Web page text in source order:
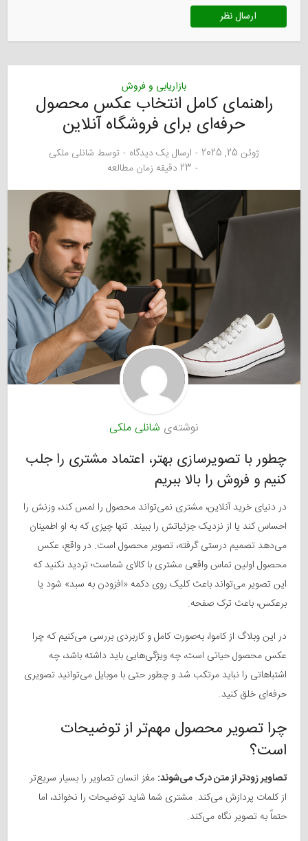
بازاریابی و فروش
راهنمای کامل انتخاب عکس محصول
حرفه‌ای برای فروشگاه آنلاین
ژوئن 25, 2025 ارسال یک دیدگاه توسط شانلی ملکی
23 دقیقه زمان مطالعه
نوشته‌ی شانلی ملکی
چطور با تصویرسازی بهتر، اعتماد مشتری را جلب
کنیم و فروش را بالا ببریم
در دنیای خرید آنلاین، مشتری نمی‌تواند محصول را لمس کند، وزنش را
احساس کند یا از نزدیک جزئیاتش را ببیند. تنها چیزی که به او اطمینان
می‌دهد تصمیم درستی گرفته، تصویر محصول است. در واقع، عکس
محصول اولین تماس واقعی مشتری با کالای شماست؛ تردید نکنید که
این تصویر می‌تواند باعث کلیک روی دکمه «افزودن به سبد» شود یا
برعکس، باعث ترک صفحه.
در این وبلاگ از کاموا، به‌صورت کامل و کاربردی بررسی می‌کنیم که چرا
عکس محصول حیاتی است، چه ویژگی‌هایی باید داشته باشد، چه
اشتباهاتی را نباید مرتکب شد و چطور حتی با موبایل می‌توانید تصویری
حرفه‌ای خلق کنید.
چرا تصویر محصول مهم‌تر از توضیحات
است؟
تصاویر زودتر از متن درک می‌شوند: مغز انسان تصاویر را بسیار سریع‌تر
از کلمات پردازش می‌کند. مشتری شما شاید توضیحات را نخواند، اما
حتماً به تصویر نگاه می‌کند.